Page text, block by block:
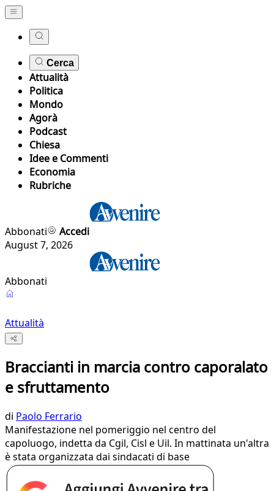
Cerca
Attualità
Politica
Mondo
Agorà
Podcast
Chiesa
Idee e Commenti
Economia
Rubriche
Abbonati
Accedi
August 7, 2026
Abbonati
Attualità
Braccianti in marcia contro caporalato
e sfruttamento
di Paolo Ferrario
Manifestazione nel pomeriggio nel centro del
capoluogo, indetta da Cgil, Cisl e Uil. In mattinata un'altra
è stata organizzata dai sindacati di base